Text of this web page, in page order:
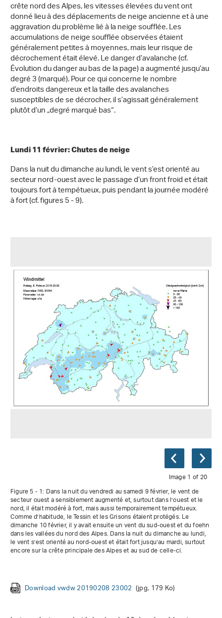
crête nord des Alpes, les vitesses élevées du vent ont
donné lieu à des déplacements de neige ancienne et à une
aggravation du problème lié à la neige soufflée. Les
accumulations de neige soufflée observées étaient
généralement petites à moyennes, mais leur risque de
décrochement était élevé. Le danger d’avalanche (cf.
Évolution du danger au bas de la page) a augmenté jusqu’au
degré 3 (marqué). Pour ce qui concerne le nombre
d’endroits dangereux et la taille des avalanches
susceptibles de se décrocher, il s’agissait généralement
plutôt d’un „degré marqué bas“.
Lundi 11 février: Chutes de neige
Dans la nuit du dimanche au lundi, le vent s’est orienté au
secteur nord-ouest avec le passage d’un front froid et était
toujours fort à tempétueux, puis pendant la journée modéré
à fort (cf. figures 5 - 9).
Image 1 of 20
Figure 5 - 1: Dans la nuit du vendredi au samedi 9 février, le vent de
secteur ouest a sensiblement augmenté et, surtout dans l’ouest et le
nord, il était modéré à fort, mais aussi temporairement tempétueux.
Comme d’habitude, le Tessin et les Grisons étaient protégés. Le
dimanche 10 février, il y avait ensuite un vent du sud-ouest et du foehn
dans les vallées du nord des Alpes. Dans la nuit du dimanche au lundi,
le vent s’est orienté au nord-ouest et était fort jusqu’au mardi, surtout
encore sur la crête principale des Alpes et au sud de celle-ci.
Download vwdw 20190208 23002 (jpg, 179 Ko)
Download vwdw 20190209 05002 (jpg, 193 Ko)
Download vwdw 20190209 11002 (jpg, 188 Ko)
Download vwdw 20190209 17002 (jpg, 180 Ko)
Download vwdw 20190209 23002 (jpg, 179 Ko)
Download vwdw 20190210 05002 (jpg, 185 Ko)
Download vwdw 20190210 11002 (jpg, 191 Ko)
Download vwdw 20190210 17002 (jpg, 188 Ko)
Download vwdw 20190210 23002 (jpg, 193 Ko)
Download vwdw 20190211 05002 (jpg, 188 Ko)
Download vwdw 20190211 11002 (jpg, 182 Ko)
Download vwdw 20190211 17002 (jpg, 179 Ko)
Download vwdw 20190211 23002 (jpg, 179 Ko)
Download vwdw 20190212 05002 (jpg, 177 Ko)
Download vwdw 20190212 11002 (jpg, 182 Ko)
Download vwdw 20190212 17002 (jpg, 179 Ko)
Download vwdw 20190212 23002 (jpg, 175 Ko)
Download vwdw 20190213 05002 (jpg, 169 Ko)
Download vwdw 20190213 11002 (jpg, 168 Ko)
Download vwdw 20190213 17002 (jpg, 167 Ko)